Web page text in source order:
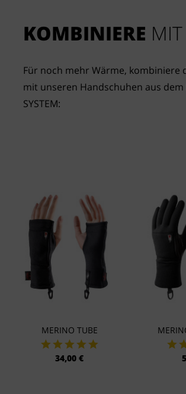
MERINO TUBE
34,00 €
KOMBINIERE MIT
Für noch mehr Wärme, kombiniere
mit unseren Handschuhen aus dem
SYSTEM: